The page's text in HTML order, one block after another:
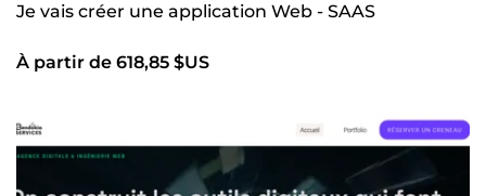
Je vais créer une application Web - SAAS
À partir de 618,85 $US